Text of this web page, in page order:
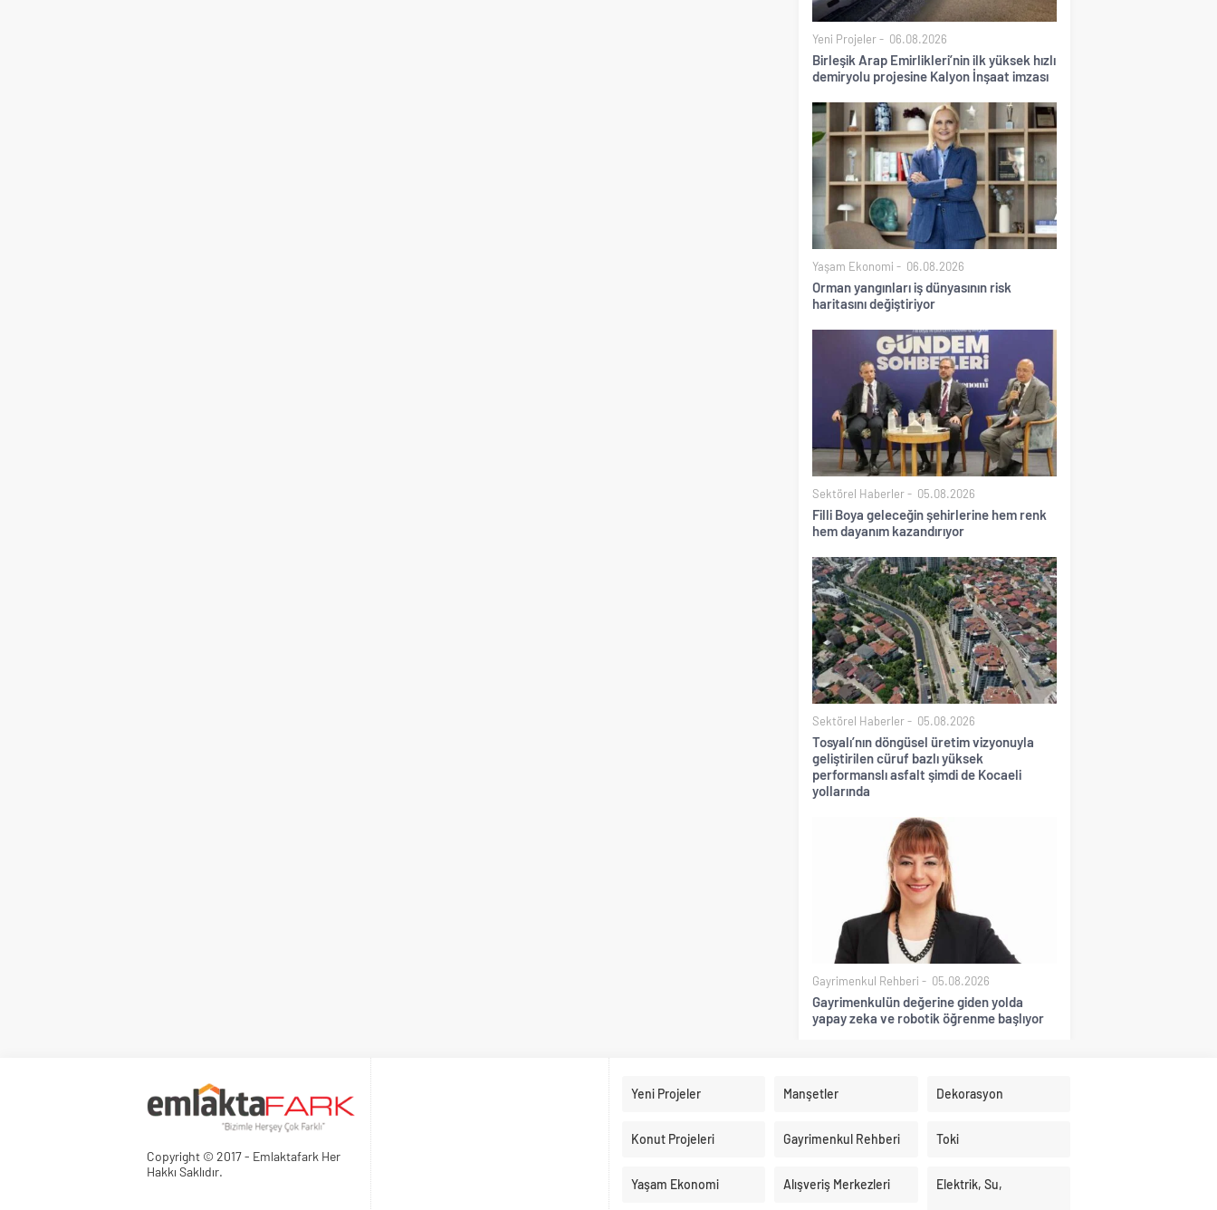
Yeni Projeler 06.08.2026
Birleşik Arap Emirlikleri’nin ilk yüksek hızlı
demiryolu projesine Kalyon İnşaat imzası
Yaşam Ekonomi 06.08.2026
Orman yangınları iş dünyasının risk
haritasını değiştiriyor
Sektörel Haberler 05.08.2026
Filli Boya geleceğin şehirlerine hem renk
hem dayanım kazandırıyor
Sektörel Haberler 05.08.2026
Tosyalı’nın döngüsel üretim vizyonuyla
geliştirilen cüruf bazlı yüksek
performanslı asfalt şimdi de Kocaeli
yollarında
Gayrimenkul Rehberi 05.08.2026
Gayrimenkulün değerine giden yolda
yapay zeka ve robotik öğrenme başlıyor
Copyright © 2017 - Emlaktafark Her
Hakkı Saklıdır.
Yeni Projeler Manşetler Dekorasyon
Konut Projeleri Gayrimenkul Rehberi Toki
Yaşam Ekonomi Alışveriş Merkezleri Elektrik, Su,